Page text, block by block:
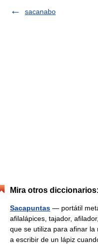
sacanabo
Mira otros diccionarios:
Sacapuntas — portátil
afilalápices, tajador,
que se utiliza para afinar
a escribir de un lápiz